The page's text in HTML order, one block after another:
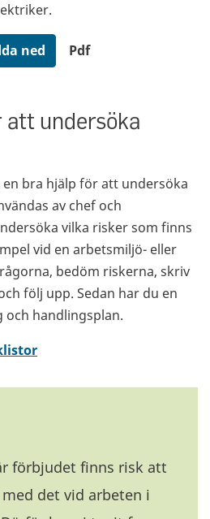
ned Pdf
undersöka
bra hjälp för att undersöka
av chef och
vilka risker som finns
vid en arbetsmiljö- eller
bedöm riskerna, skriv
följ upp. Sedan har du en
handlingsplan.
förbjudet finns risk att
det vid arbeten i